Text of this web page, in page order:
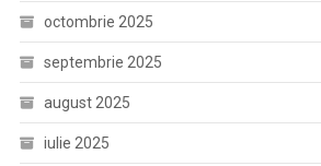
octombrie 2025
septembrie 2025
august 2025
iulie 2025